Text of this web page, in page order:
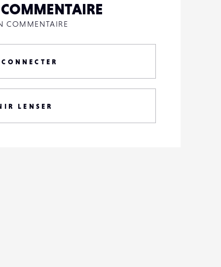
COMMENTAIRE
LENSER